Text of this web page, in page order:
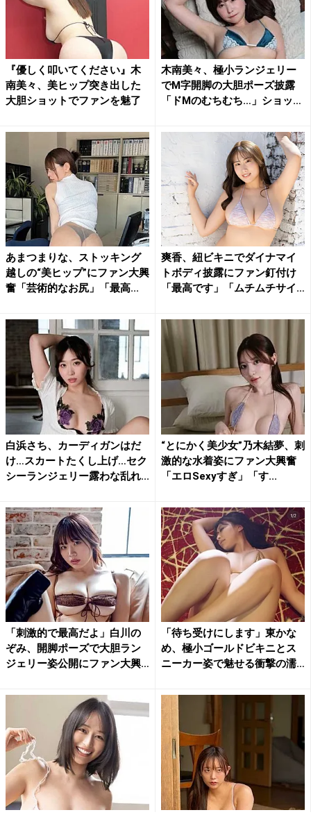
『優しく叩いてください』木
南美々、美ヒップ突き出した
大胆ショットでファンを魅了
木南美々、極小ランジェリー
でM字開脚の大胆ポーズ披露
「ドMのむちむち…」ショッ
あまつまりな、ストッキング
越しの“美ヒップ”にファン大興
奮「芸術的なお尻」「最高...
爽香、紐ビキニでダイナマイ
トボディ披露にファン釘付け
「最高です」「ムチムチサイ
白浜さち、カーディガンはだ
け…スカートたくし上げ…セク
シーランジェリー露わな乱れ...
“とにかく美少女”乃木結夢、刺
激的な水着姿にファン大興奮
「エロSexyすぎ」「す...
「刺激的で最高だよ」白川の
ぞみ、開脚ポーズで大胆ラン
ジェリー姿公開にファン大興
「待ち受けにします」東かな
め、極小ゴールドビキニとス
ニーカー姿で魅せる衝撃の濡